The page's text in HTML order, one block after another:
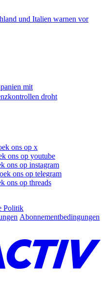
und Italien warnen vor
mit
droht
ons op x
ons op youtube
ons op instagram
ons op telegram
ons op threads
Politik
Abonnementbedingungen